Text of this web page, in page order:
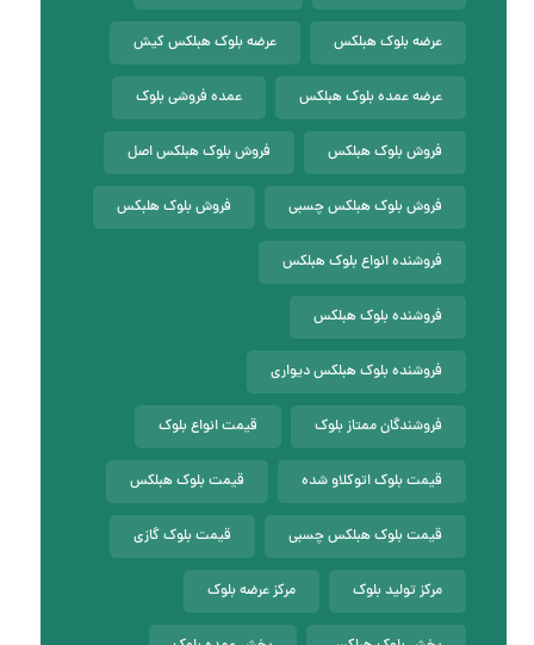
عرضه بلوک هبلکس عرضه بلوک هبلکس کیش
عرضه عمده بلوک هبلکس عمده فروشی بلوک
فروش بلوک هبلکس فروش بلوک هبلکس اصل
فروش بلوک هبلکس چسبی فروش بلوک هلبکس
فروشنده انواع بلوک هبلکس
فروشنده بلوک هبلکس
فروشنده بلوک هبلکس دیواری
فروشندگان ممتاز بلوک قیمت انواع بلوک
قیمت بلوک اتوکلاو شده قیمت بلوک هبلکس
قیمت بلوک هبلکس چسبی قیمت بلوک گازی
مرکز تولید بلوک مرکز عرضه بلوک